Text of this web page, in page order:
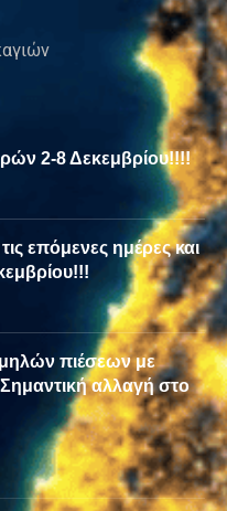
2-8 Δεκεμβρίου!!!!
επόμενες ημέρες και
πιέσεων με
Σημαντική αλλαγή στο